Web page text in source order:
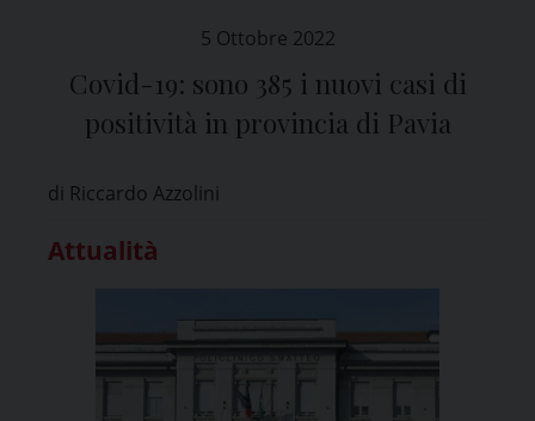
5 Ottobre 2022
Covid-19: sono 385 i nuovi casi di
positività in provincia di Pavia
di Riccardo Azzolini
Attualità